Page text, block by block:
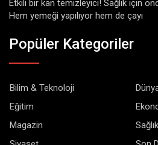
Etkili bir kan temizleyici! Sağlık için
Hem yemeği yapılıyor hem de çayı
Popüler Kategoriler
Bilim & Teknoloji
Eğitim
Magazin
Sağlık